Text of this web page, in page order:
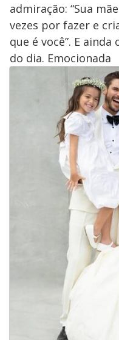
admiração: “Sua
vezes por fazer e
que é você”. E
do dia. Emocionada